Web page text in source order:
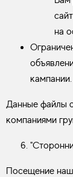
на
кампании.
Данные файлы
компаниями
Посещение